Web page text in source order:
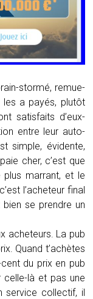
stormé, remue-
les a payés, plutôt
satisfaits d’eux-
entre leur auto-
simple, évidente,
cher, c’est que
marrant, et le
l’acheteur final
se prendre un
acheteurs. La pub
Quand t’achètes
du prix en pub
celle-là et pas une
service collectif, il